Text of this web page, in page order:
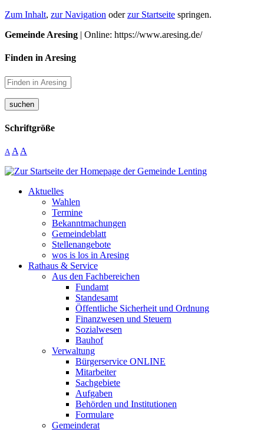
Zum Inhalt, zur Navigation oderzur Startseite springen.
Gemeinde Aresing | Online: https://www.aresing.de/
Finden in Aresing
suchen
Schriftgröße
A A A
Aktuelles
Wahlen
Termine
Bekanntmachungen
Gemeindeblatt
Stellenangebote
wos is los in Aresing
Rathaus & Service
Aus den Fachbereichen
Fundamt
Standesamt
Öffentliche Sicherheit und Ordnung
Finanzwesen und Steuern
Sozialwesen
Bauhof
Verwaltung
Bürgerservice ONLINE
Mitarbeiter
Sachgebiete
Aufgaben
Behörden und Institutionen
Formulare
Gemeinderat